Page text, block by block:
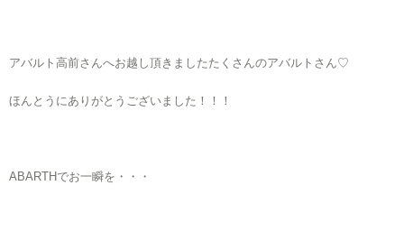
アバルト高前さんへお越し頂きましたたくさんのアバルトさん♡
ほんとうにありがとうございました！！！
ABARTHでお一瞬を・・・